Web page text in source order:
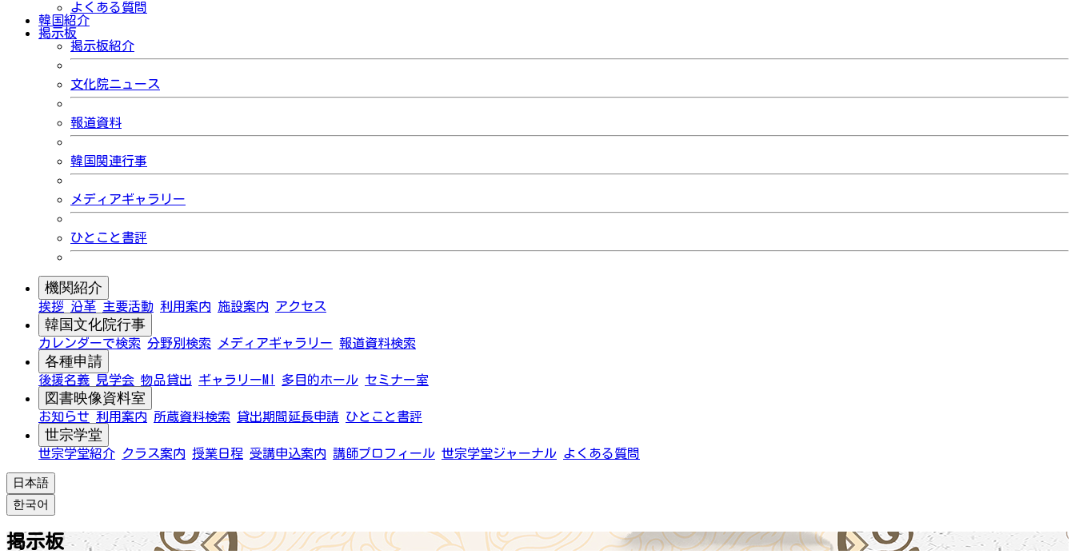
よくある質問
韓国紹介
掲示板
掲示板紹介
文化院ニュース
報道資料
韓国関連行事
メディアギャラリー
ひとこと書評
機関紹介
挨拶 沿革 主要活動 利用案内 施設案内 アクセス
韓国文化院行事
カレンダーで検索 分野別検索 メディアギャラリー 報道資料検索
各種申請
後援名義 見学会 物品貸出 ギャラリーMI 多目的ホール セミナー室
図書映像資料室
お知らせ 利用案内 所蔵資料検索 貸出期間延長申請 ひとこと書評
世宗学堂
世宗学堂紹介 クラス案内 授業日程 受講申込案内 講師プロフィール 世宗学堂ジャーナル よくある質問
日本語
한국어
掲示板